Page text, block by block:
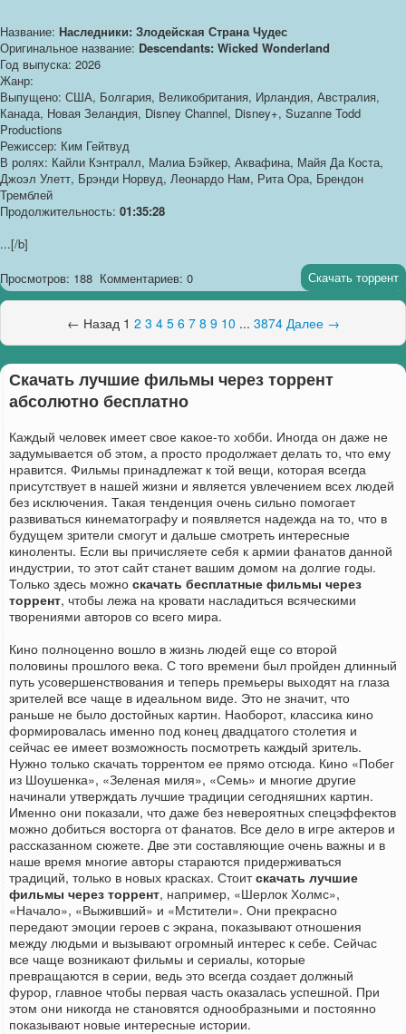
Название: Наследники: Злодейская Страна Чудес
Оригинальное название: Descendants: Wicked Wonderland
Год выпуска: 2026
Жанр:
Выпущено: США, Болгария, Великобритания, Ирландия, Австралия,
Канада, Новая Зеландия, Disney Channel, Disney+, Suzanne Todd
Productions
Режиссер: Ким Гейтвуд
В ролях: Кайли Кэнтралл, Малиа Бэйкер, Аквафина, Майя Да Коста,
Джоэл Улетт, Брэнди Норвуд, Леонардо Нам, Рита Ора, Брендон
Тремблей
Продолжительность: 01:35:28
...[/b]
Просмотров: 188 Комментариев: 0 Скачать торрент
← Назад 1 2 3 4 5 6 7 8 9 10 ... 3874 Далее →
Скачать лучшие фильмы через торрент
абсолютно бесплатно
Каждый человек имеет свое какое-то хобби. Иногда он даже не
задумывается об этом, а просто продолжает делать то, что ему
нравится. Фильмы принадлежат к той вещи, которая всегда
присутствует в нашей жизни и является увлечением всех людей
без исключения. Такая тенденция очень сильно помогает
развиваться кинематографу и появляется надежда на то, что в
будущем зрители смогут и дальше смотреть интересные
киноленты. Если вы причисляете себя к армии фанатов данной
индустрии, то этот сайт станет вашим домом на долгие годы.
Только здесь можно скачать бесплатные фильмы через
торрент, чтобы лежа на кровати насладиться всяческими
творениями авторов со всего мира.
Кино полноценно вошло в жизнь людей еще со второй
половины прошлого века. С того времени был пройден длинный
путь усовершенствования и теперь премьеры выходят на глаза
зрителей все чаще в идеальном виде. Это не значит, что
раньше не было достойных картин. Наоборот, классика кино
формировалась именно под конец двадцатого столетия и
сейчас ее имеет возможность посмотреть каждый зритель.
Нужно только скачать торрентом ее прямо отсюда. Кино «Побег
из Шоушенка», «Зеленая миля», «Семь» и многие другие
начинали утверждать лучшие традиции сегодняшних картин.
Именно они показали, что даже без невероятных спецэффектов
можно добиться восторга от фанатов. Все дело в игре актеров и
рассказанном сюжете. Две эти составляющие очень важны и в
наше время многие авторы стараются придерживаться
традиций, только в новых красках. Стоитскачать лучшие
фильмы через торрент, например, «Шерлок Холмс»,
«Начало», «Выживший» и «Мстители». Они прекрасно
передают эмоции героев с экрана, показывают отношения
между людьми и вызывают огромный интерес к себе. Сейчас
все чаще возникают фильмы и сериалы, которые
превращаются в серии, ведь это всегда создает должный
фурор, главное чтобы первая часть оказалась успешной. При
этом они никогда не становятся однообразными и постоянно
показывают новые интересные истории.